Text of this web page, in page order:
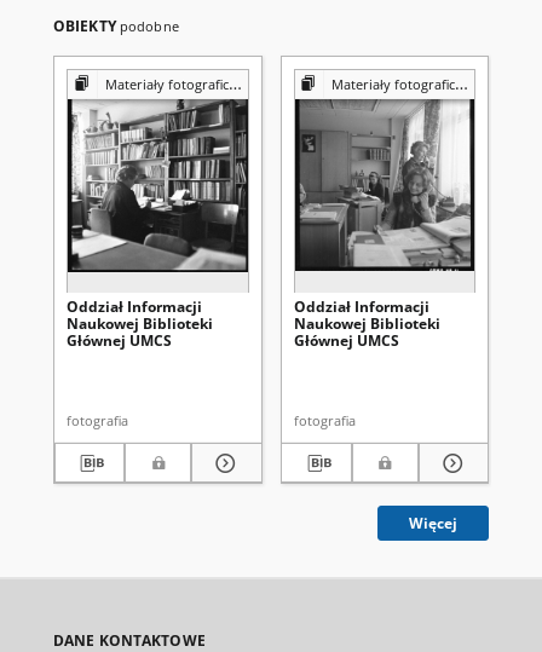
OBIEKTY podobne
Materiały fotograficzne z Pracowni Reprografii Biblioteki UMCS
Oddział Informacji
Naukowej Biblioteki
Głównej UMCS
fotografia
Materiały fotograficzne z Pracowni Reprografii Biblioteki UMCS
Oddział Informacji
Naukowej Biblioteki
Głównej UMCS
fotografia
Więcej
DANE KONTAKTOWE